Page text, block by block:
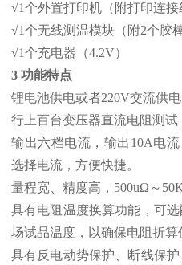
√1个外置打印机（附打印连接
√1个无线测温模块（附2个胶
√1个充电器（4.2V）
3 功能特点
锂电池供电或者220V交流供
行上百台变压器直流电阻测试
输出六档电流，输出10A电
选择电流，方便快捷。
量程宽、精度高，500uΩ～
具有电阻温度换算功能，可
场试品温度，以确保电阻折算
具有反电动势保护、断线保